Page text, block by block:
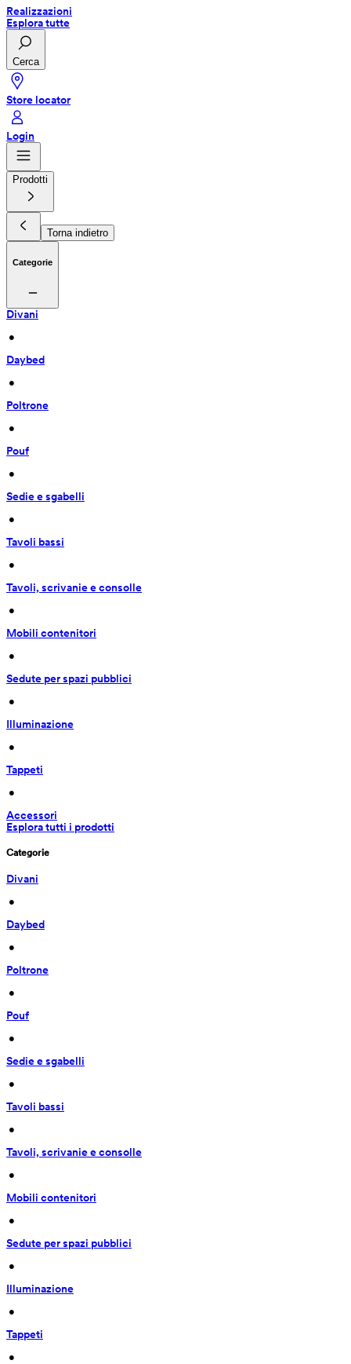
Realizzazioni
Esplora tutte
Cerca
Store locator
Login
Prodotti
Torna indietro
Categorie
Divani
•
Daybed
•
Poltrone
•
Pouf
•
Sedie e sgabelli
•
Tavoli bassi
•
Tavoli, scrivanie e consolle
•
Mobili contenitori
•
Sedute per spazi pubblici
•
Illuminazione
•
Tappeti
•
Accessori
Esplora tutti i prodotti
Categorie
Divani
•
Daybed
•
Poltrone
•
Pouf
•
Sedie e sgabelli
•
Tavoli bassi
•
Tavoli, scrivanie e consolle
•
Mobili contenitori
•
Sedute per spazi pubblici
•
Illuminazione
•
Tappeti
•